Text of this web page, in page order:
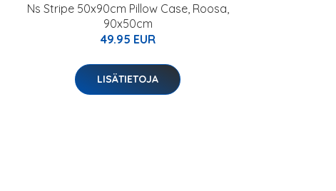
Ns Stripe 50x90cm Pillow Case, Roosa,
90x50cm
49.95 EUR
LISÄTIETOJA